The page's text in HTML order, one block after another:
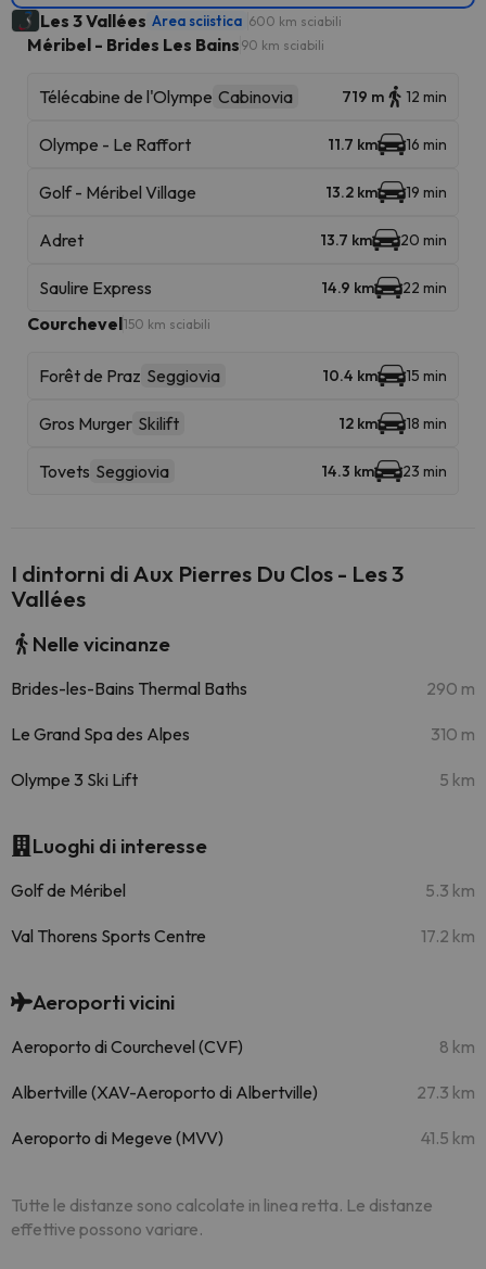
Les 3 Vallées Area sciistica 600 km sciabili
Méribel - Brides Les Bains 90 km sciabili
Télécabine de l'Olympe Cabinovia 719 m 12 min
Olympe - Le Raffort 11.7 km 16 min
Golf - Méribel Village 13.2 km 19 min
Adret 13.7 km 20 min
Saulire Express 14.9 km 22 min
Courchevel150 km sciabili
Forêt de Praz Seggiovia 10.4 km 15 min
Gros Murger Skilift 12 km 18 min
Tovets Seggiovia 14.3 km 23 min
I dintorni di Aux Pierres Du Clos - Les 3
Vallées
Nelle vicinanze
Brides-les-Bains Thermal Baths 290 m
Le Grand Spa des Alpes 310 m
Olympe 3 Ski Lift 5 km
Luoghi di interesse
Golf de Méribel 5.3 km
Val Thorens Sports Centre 17.2 km
Aeroporti vicini
Aeroporto di Courchevel (CVF) 8 km
Albertville (XAV-Aeroporto di Albertville) 27.3 km
Aeroporto di Megeve (MVV) 41.5 km
Tutte le distanze sono calcolate in linea retta. Le distanze
effettive possono variare.